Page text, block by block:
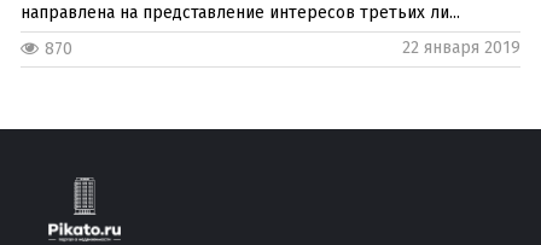
направлена на представление интересов третьих ли...
870
22 января 2019